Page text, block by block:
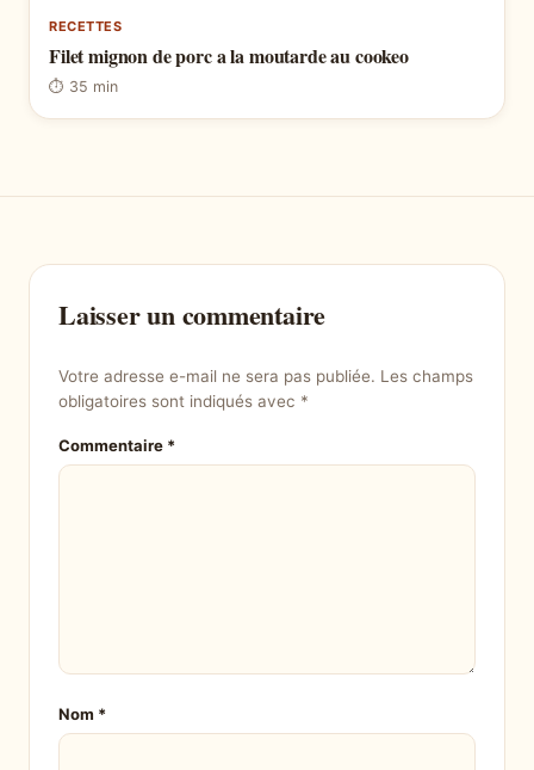
RECETTES
Filet mignon de porc a la moutarde au cookeo
⏱ 35 min
Laisser un commentaire
Votre adresse e-mail ne sera pas publiée. Les champs
obligatoires sont indiqués avec *
Commentaire *
Nom *